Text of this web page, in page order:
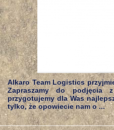
Alkaro Team Logistics
Zapraszamy do podjęcia
przygotujemy dla Was
tylko, że opowiecie nam o ...